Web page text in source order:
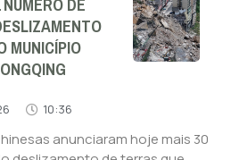
MUNICÍPIO
10:36
anunciaram hoje mais 30